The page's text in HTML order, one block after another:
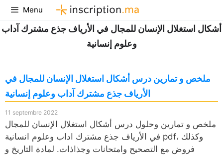
Aller
au
contenu
Menu
أشكال استغلال الإنسان للمجال في الأرياف جذع مشترك آداب
وعلوم إنسانية
ملخص و تمارين درس أشكال استغلال الإنسان للمجال في
الأرياف جذع مشترك آداب وعلوم إنسانية
11 septembre 2022
ملخص و تمارين وحلول درس أشكال استغلال الإنسان للمجال
في الأرياف جذع مشترك اداب وعلوم انسانية pdf، وكذلك
فروض مع التصحيح وامتحانات وجذاذات. لمادة التاريخ و